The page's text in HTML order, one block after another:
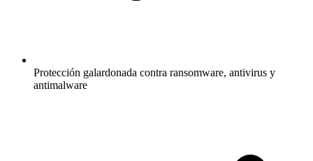
Protección galardonada contra ransomware, antivirus y
antimalware